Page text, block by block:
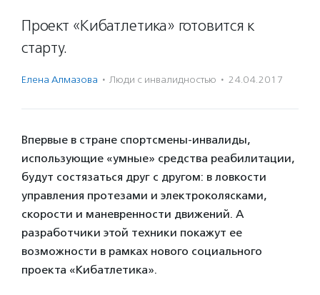
Проект «Кибатлетика» готовится к
старту.
Елена Алмазова · Люди с инвалидностью · 24.04.2017
Впервые в стране спортсмены-инвалиды,
использующие «умные» средства реабилитации,
будут состязаться друг с другом: в ловкости
управления протезами и электроколясками,
скорости и маневренности движений. А
разработчики этой техники покажут ее
возможности в рамках нового социального
проекта «Кибатлетика».